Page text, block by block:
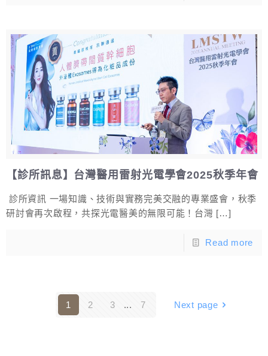
【診所訊息】台灣醫用雷射光電學會2025秋季年會
診所資訊 一場知識、技術與實務完美交融的專業盛會，秋季
研討會再次啟程，共探光電醫美的無限可能！台灣 […]
Read more
1 2 3 ... 7 Next page